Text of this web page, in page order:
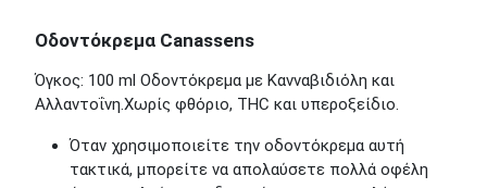
Οδοντόκρεμα Canassens
Όγκος: 100 ml Οδοντόκρεμα με Κανναβιδιόλη και
Αλλαντοΐνη.Χωρίς φθόριο, THC και υπεροξείδιο.
Όταν χρησιμοποιείτε την οδοντόκρεμα αυτή
τακτικά, μπορείτε να απολαύσετε πολλά οφέλη